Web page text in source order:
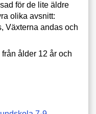
för de lite äldre
olika avsnitt:
Växterna andas och
ålder 12 år och